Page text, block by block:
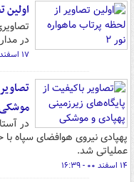
اولین
در مدار ۵۰۰ کیلومتری زمین قرار گرفت.
۱۷ اسفند ۰۰ - ۱۵:۰۵
در
پهپادی نیروی هوافضای سپاه
عملیاتی شد.
۱۴ اسفند ۰۰ - ۱۶:۳۹